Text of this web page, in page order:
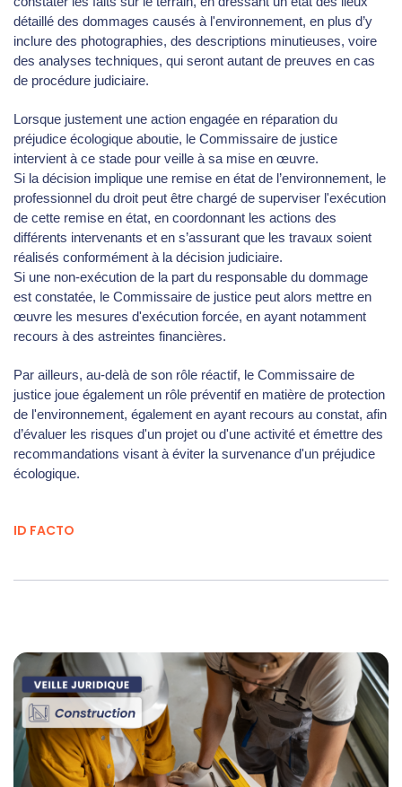
détaillé des dommages causés à l'environnement, en plus d’y
inclure des photographies, des descriptions minutieuses, voire
des analyses techniques, qui seront autant de preuves en cas
de procédure judiciaire.
Lorsque justement une action engagée en réparation du
préjudice écologique aboutie, le Commissaire de justice
intervient à ce stade pour veille à sa mise en œuvre.
Si la décision implique une remise en état de l’environnement, le
professionnel du droit peut être chargé de superviser l'exécution
de cette remise en état, en coordonnant les actions des
différents intervenants et en s’assurant que les travaux soient
réalisés conformément à la décision judiciaire.
Si une non-exécution de la part du responsable du dommage
est constatée, le Commissaire de justice peut alors mettre en
œuvre les mesures d'exécution forcée, en ayant notamment
recours à des astreintes financières.
Par ailleurs, au-delà de son rôle réactif, le Commissaire de
justice joue également un rôle préventif en matière de protection
de l'environnement, également en ayant recours au constat, afin
d’évaluer les risques d'un projet ou d'une activité et émettre des
recommandations visant à éviter la survenance d'un préjudice
écologique.
ID FACTO